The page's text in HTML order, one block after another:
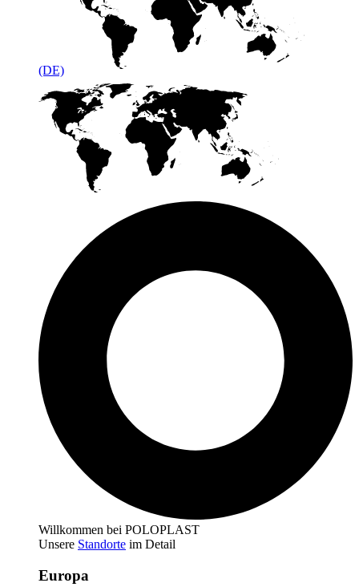
(DE)
Willkommen bei POLOPLAST
Unsere Standorte im Detail
Europa